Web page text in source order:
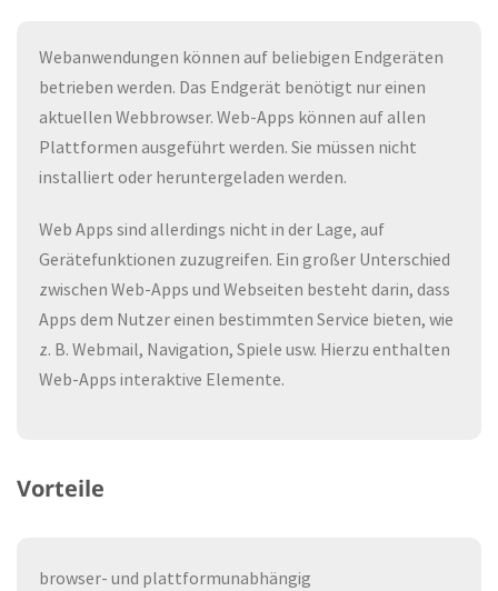
Webanwendungen können auf beliebigen Endgeräten
betrieben werden. Das Endgerät benötigt nur einen
aktuellen Webbrowser. Web-Apps können auf allen
Plattformen ausgeführt werden. Sie müssen nicht
installiert oder heruntergeladen werden.
Web Apps sind allerdings nicht in der Lage, auf
Gerätefunktionen zuzugreifen. Ein großer Unterschied
zwischen Web-Apps und Webseiten besteht darin, dass
Apps dem Nutzer einen bestimmten Service bieten, wie
z. B. Webmail, Navigation, Spiele usw. Hierzu enthalten
Web-Apps interaktive Elemente.
Vorteile
browser- und plattformunabhängig